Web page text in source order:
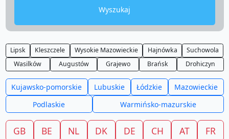
Wyszukaj
Lipsk Kleszczele Wysokie Mazowieckie Hajnówka
Suchowola
Wasilków
Augustów Grajewo Brańsk Drohiczyn
Kujawsko-pomorskie Lubuskie Łódzkie
Mazowieckie
Podlaskie
Warmińsko-mazurskie
GB BE NL DK DE CH AT
FR